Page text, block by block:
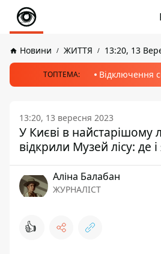
Новини ЖИТТЯ 13:20, 13
ТОПТЕМА: Відключення
13:20, 13 вересня 2023
У Києві в найстарішому
відкрили Музей лісу: де
Аліна Балабан
ЖУРНАЛІСТ
👍